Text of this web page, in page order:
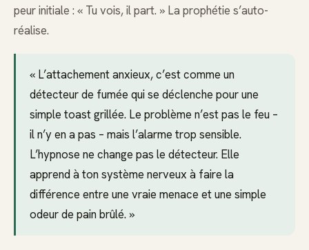
peur initiale : « Tu vois, il part. » La prophétie s’auto-
réalise.
« L’attachement anxieux, c’est comme un
détecteur de fumée qui se déclenche pour une
simple toast grillée. Le problème n’est pas le feu –
il n’y en a pas – mais l’alarme trop sensible.
L’hypnose ne change pas le détecteur. Elle
apprend à ton système nerveux à faire la
différence entre une vraie menace et une simple
odeur de pain brûlé. »